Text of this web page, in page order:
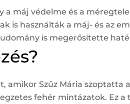
máj védelme és a
is használták a máj- és az
is megerősítette
Szűz Mária szoptatta
fehér mintázatok. Ez